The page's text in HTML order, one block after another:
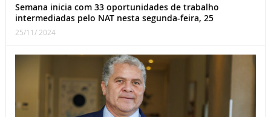
Semana inicia com 33 oportunidades de trabalho
intermediadas pelo NAT nesta segunda-feira, 25
25/11/ 2024